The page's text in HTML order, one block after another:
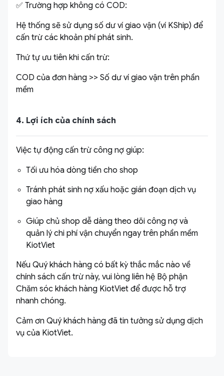
✅ Trường hợp không có COD:
Hệ thống sẽ sử dụng số dư ví giao vận (ví KShip) để
cấn trừ các khoản phí phát sinh.
Thứ tự ưu tiên khi cấn trừ:
COD của đơn hàng >> Số dư ví giao vận trên phần
mềm
4. Lợi ích của chính sách
Việc tự động cấn trừ công nợ giúp:
Tối ưu hóa dòng tiền cho shop
Tránh phát sinh nợ xấu hoặc gián đoạn dịch vụ
giao hàng
Giúp chủ shop dễ dàng theo dõi công nợ và
quản lý chi phí vận chuyển ngay trên phần mềm
KiotViet
Nếu Quý khách hàng có bất kỳ thắc mắc nào về
chính sách cấn trừ này, vui lòng liên hệ Bộ phận
Chăm sóc khách hàng KiotViet để được hỗ trợ
nhanh chóng.
Cảm ơn Quý khách hàng đã tin tưởng sử dụng dịch
vụ của KiotViet.